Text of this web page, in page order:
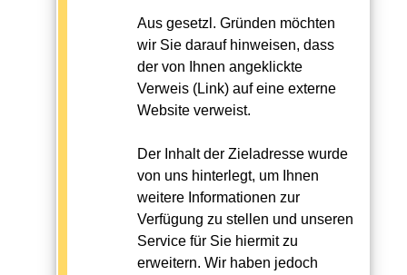
Aus gesetzl. Gründen möchten
wir Sie darauf hinweisen, dass
der von Ihnen angeklickte
Verweis (Link) auf eine externe
Website verweist.
Der Inhalt der Zieladresse wurde
von uns hinterlegt, um Ihnen
weitere Informationen zur
Verfügung zu stellen und unseren
Service für Sie hiermit zu
erweitern. Wir haben jedoch